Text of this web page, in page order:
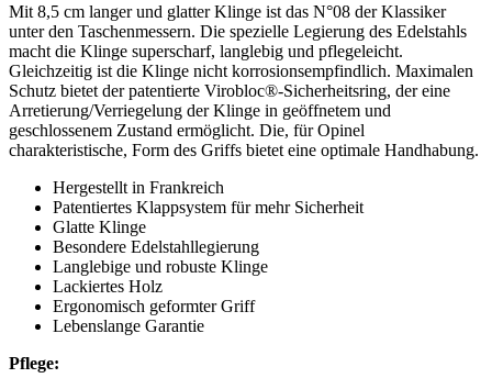
Mit 8,5 cm langer und glatter Klinge ist das N°08 der Klassiker
unter den Taschenmessern. Die spezielle Legierung des Edelstahls
macht die Klinge superscharf, langlebig und pflegeleicht.
Gleichzeitig ist die Klinge nicht korrosionsempfindlich. Maximalen
Schutz bietet der patentierte Virobloc®-Sicherheitsring, der eine
Arretierung/Verriegelung der Klinge in geöffnetem und
geschlossenem Zustand ermöglicht. Die, für Opinel
charakteristische, Form des Griffs bietet eine optimale Handhabung.
Hergestellt in Frankreich
Patentiertes Klappsystem für mehr Sicherheit
Glatte Klinge
Besondere Edelstahllegierung
Langlebige und robuste Klinge
Lackiertes Holz
Ergonomisch geformter Griff
Lebenslange Garantie
Pflege: